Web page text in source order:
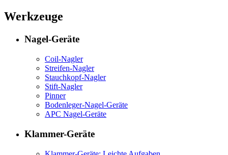
Werkzeuge
Nagel-Geräte
Coil-Nagler
Streifen-Nagler
Stauchkopf-Nagler
Stift-Nagler
Pinner
Bodenleger-Nagel-Geräte
APC Nagel-Geräte
Klammer-Geräte